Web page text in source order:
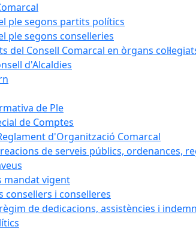
ple segons partits polítics
ple segons conselleries
del Consell Comarcal en òrgans
d'Alcaldies
de Ple
de Comptes
d'Organització Comarcal
de serveis públics, ordenances,
mandat vigent
consellers i conselleres
de dedicacions, assistències i